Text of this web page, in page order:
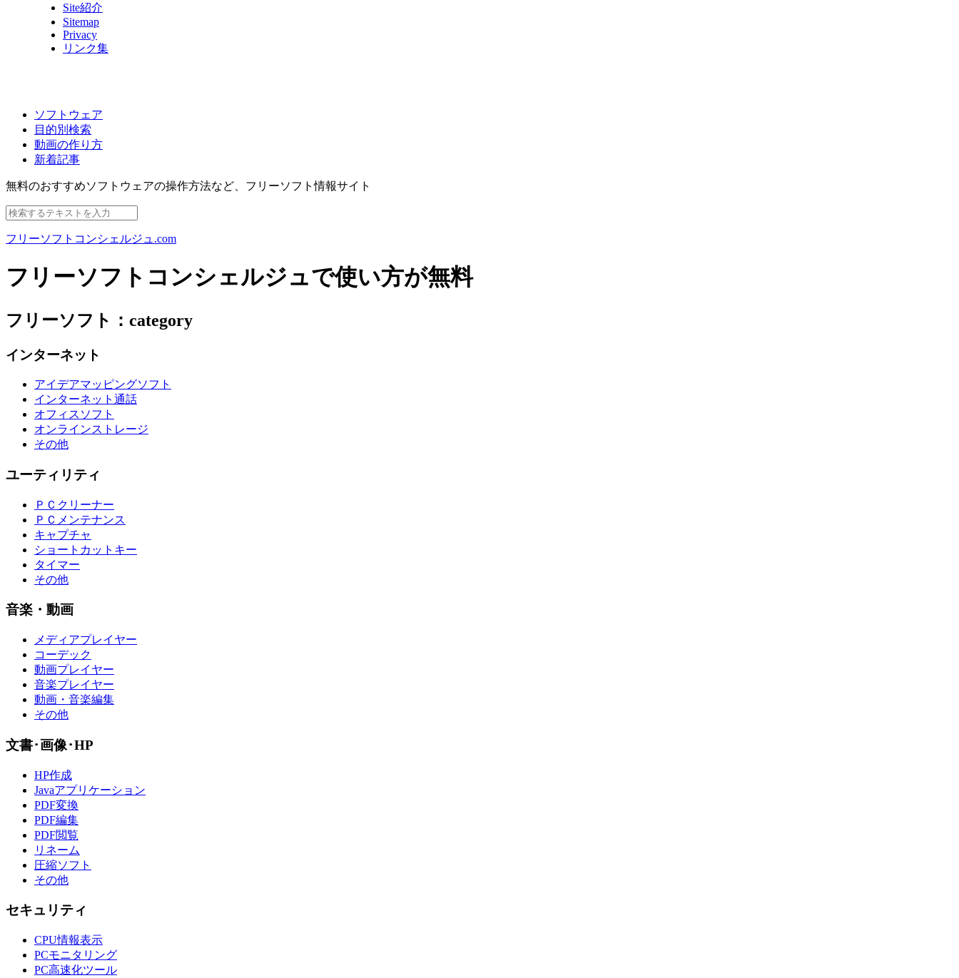
Site紹介
Sitemap
Privacy
リンク集
ソフトウェア
目的別検索
動画の作り方
新着記事
無料のおすすめソフトウェアの操作方法など、 フリーソフト情報サイト
フリーソフトコンシェルジュ.com
フリーソフトコンシェルジュで使い方が無料
フリーソフト：category
インターネット
アイデアマッピングソフト
インターネット通話
オフィスソフト
オンラインストレージ
その他
ユーティリティ
ＰＣクリーナー
ＰＣメンテナンス
キャプチャ
ショートカットキー
タイマー
その他
音楽・動画
メディアプレイヤー
コーデック
動画プレイヤー
音楽プレイヤー
動画・音楽編集
その他
文書･画像･HP
HP作成
Javaアプリケーション
PDF変換
PDF編集
PDF閲覧
リネーム
圧縮ソフト
その他
セキュリティ
CPU情報表示
PCモニタリング
PC高速化ツール